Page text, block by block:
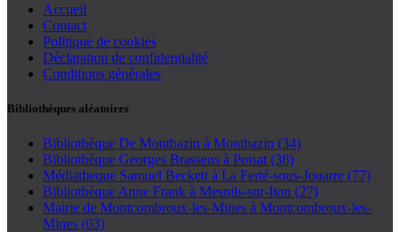
Accueil
Contact
Politique de cookies
Déclaration de confidentialité
Conditions générales
Bibliothèques aléatoires
Bibliothèque De Montbazin à Montbazin (34)
Bibliothèque Georges Brassens à Poisat (38)
Médiatheque Samuel Beckett à La Ferté-sous-Jouarre (77)
Bibliothèque Anne Frank à Mesnils-sur-Iton (27)
Mairie de Montcombroux-les-Mines à Montcombroux-les-
Mines (03)